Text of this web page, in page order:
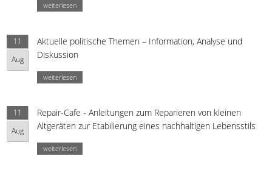
weiterlesen
11
Aug
Aktuelle politische Themen – Information, Analyse und
Diskussion
weiterlesen
11
Aug
Repair-Cafe - Anleitungen zum Reparieren von kleinen
Altgeräten zur Etabilierung eines nachhaltigen Lebensstils
weiterlesen